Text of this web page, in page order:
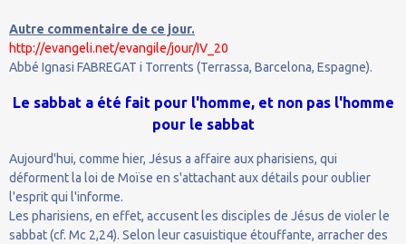
Autre commentaire de ce jour.
http://evangeli.net/evangile/jour/IV_20
Abbé Ignasi FABREGAT i Torrents (Terrassa, Barcelona, Espagne).
Le sabbat a été fait pour l'homme, et non pas l'homme
pour le sabbat
Aujourd'hui, comme hier, Jésus a affaire aux pharisiens, qui
déforment la loi de Moïse en s'attachant aux détails pour oublier
l'esprit qui l'informe.
Les pharisiens, en effet, accusent les disciples de Jésus de violer le
sabbat (cf. Mc 2,24). Selon leur casuistique étouffante, arracher des